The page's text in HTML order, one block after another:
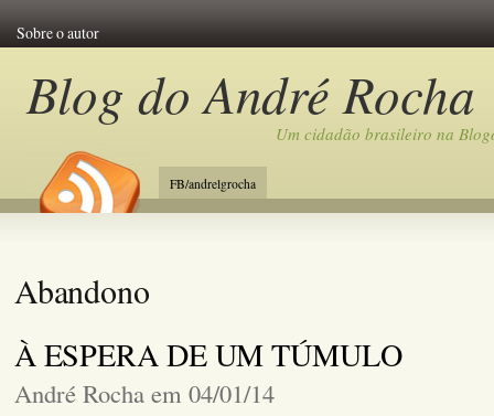
Sobre o autor
Blog do André Rocha
Um cidadão brasileiro na
FB/andrelgrocha
Abandono
À ESPERA DE UM TÚMULO
André Rocha em 04/01/14